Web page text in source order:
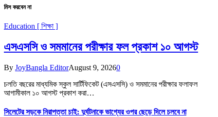
মিস করবেন না
Education [ শিক্ষা ]
এসএসসি ও সমমানের পরীক্ষার ফল প্রকাশ ১০ আগস্ট
By JoyBangla EditorAugust 9, 20260
চলতি বছরের মাধ্যমিক স্কুল সার্টিফিকেট (এসএসসি) ও সমমানের পরীক্ষার ফলাফল
আগামীকাল ১০ আগস্ট প্রকাশ করা…
সিলেটের সড়কে নিরাপত্তা চাই: দুর্ঘটনাকে ভাগ্যের ওপর ছেড়ে দিলে চলবে না